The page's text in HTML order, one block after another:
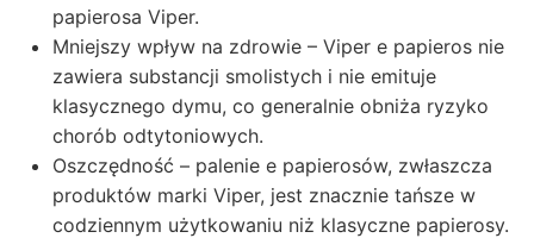
papierosa Viper.
Mniejszy wpływ na zdrowie – Viper e papieros nie
zawiera substancji smolistych i nie emituje
klasycznego dymu, co generalnie obniża ryzyko
chorób odtytoniowych.
Oszczędność – palenie e papierosów, zwłaszcza
produktów marki Viper, jest znacznie tańsze w
codziennym użytkowaniu niż klasyczne papierosy.